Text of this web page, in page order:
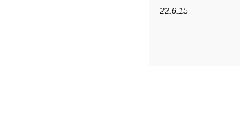
22.6.15